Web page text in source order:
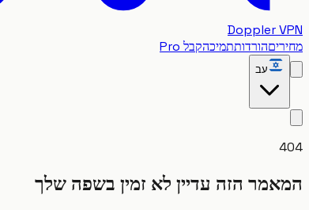
Doppler VPN
מחיריםהורדותתמיכהקבל Pro
עב
404
המאמר הזה עדיין לא זמין בשפה שלך